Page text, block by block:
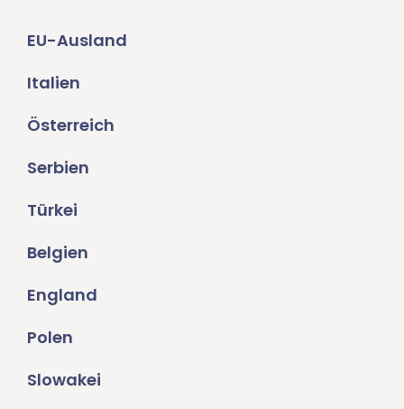
EU-Ausland
Italien
Österreich
Serbien
Türkei
Belgien
England
Polen
Slowakei